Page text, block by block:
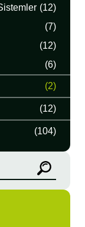
(12)
(7)
(12)
(6)
(2)
(12)
(104)